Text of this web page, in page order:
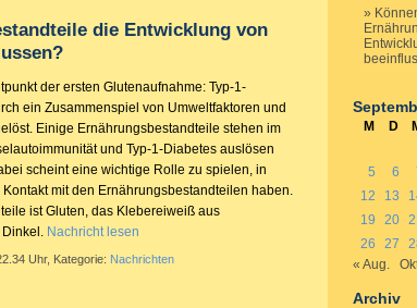
die Entwicklung von
der ersten Glutenaufnahme: Typ-1-
ein Zusammenspiel von Umweltfaktoren und
Einige Ernährungsbestandteile stehen im
und Typ-1-Diabetes auslösen
scheint eine wichtige Rolle zu spielen, in
mit den Ernährungsbestandteilen haben.
ist Gluten, das Klebereiweiß aus
Nachricht lesen
Uhr, Kategorie: Nachrichten
M D
5
6
12
13
19
20
26
27
« Aug.
Archiv